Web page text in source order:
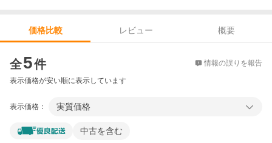
価格比較 レビュー
概要
全5件 情報の誤りを報告
表示価格が安い順に表示しています
表示価格： 実質価格
中古を含む